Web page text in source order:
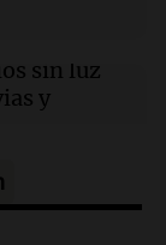
por la
sin luz
y
estrictas